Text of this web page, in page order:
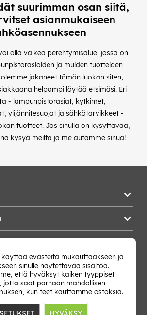
suurimman osan siitä,
asianmukaiseen
olla vaikea perehtymisalue, jossa on
ja muiden tuotteiden
jakaneet tämän luokan siten,
helpompi löytää etsimäsi. Eri
- lampunpistorasiat, kytkimet,
ylijännitesuojat ja sähkötarvikkeet -
tuotteet. Jos sinulla on kysyttävää,
kysyä meiltä ja me autamme sinua!
evästeitä mukauttaakseen ja
sinulle näytettävää sisältöä.
että hyväksyt kaiken tyyppiset
jotta saat parhaan mahdollisen
kun teet kauttamme ostoksia.
HYVÄKSY